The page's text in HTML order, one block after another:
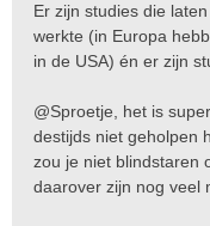
Er zijn studies die
werkte (in Europa
in de USA) én er zijn
@Sproetje, het is
destijds niet geholpen
zou je niet blindstaren
daarover zijn nog veel